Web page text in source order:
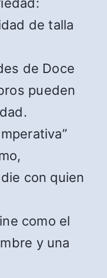
de talla
de Doce
pueden
con quien
como el
y una